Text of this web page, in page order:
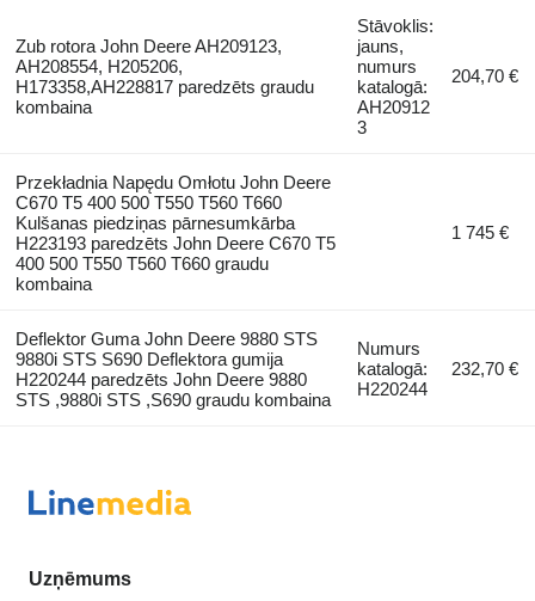
Zub rotora John Deere AH209123,
AH208554, H205206,
H173358,AH228817 paredzēts graudu
kombaina
Stāvoklis:
jauns,
numurs
katalogā:
AH20912
3
204,70 €
Przekładnia Napędu Omłotu John Deere
C670 T5 400 500 T550 T560 T660
Kulšanas piedziņas pārnesumkārba
H223193 paredzēts John Deere C670 T5
400 500 T550 T560 T660 graudu
kombaina
1 745 €
Deflektor Guma John Deere 9880 STS
9880i STS S690 Deflektora gumija
H220244 paredzēts John Deere 9880
STS ,9880i STS ,S690 graudu kombaina
Numurs
katalogā:
H220244
232,70 €
Uzņēmums